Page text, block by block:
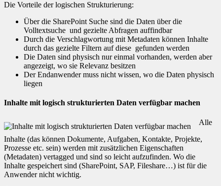
Die Vorteile der logischen Strukturierung: ​
Über die SharePoint Suche sind die Daten über die
Volltextsuche und gezielte Abfragen auffindbar
Durch die Verschlagwortung mit Metadaten können Inhalte
durch das gezielte Filtern auf diese gefunden werden
Die Daten sind physisch nur einmal vorhanden, werden aber
angezeigt, wo sie Relevanz besitzen
Der Endanwender muss nicht wissen, wo die Daten physisch
liegen
Inhalte mit logisch strukturierten Daten verfügbar machen
Alle
Inhalte (das können Dokumente, Aufgaben, Kontakte, Projekte,
Prozesse etc. sein) werden mit zusätzlichen Eigenschaften
(Metadaten) vertagged und sind so leicht aufzufinden. Wo die
Inhalte gespeichert sind (SharePoint, SAP, Fileshare…) ist für die
Anwender nicht wichtig.